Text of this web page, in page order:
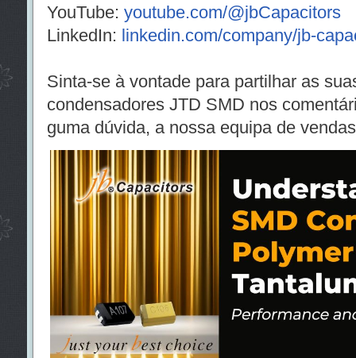
YouTube: youtube.com/@jbCapacitors
LinkedIn: linkedin.com/company/jb-
Sinta-se à vontade para partilhar as
condensadores JTD SMD nos
guma dúvida, a nossa equipa de